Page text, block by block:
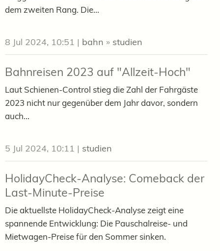
dem zweiten Rang. Die...
8 Jul 2024, 10:51 | bahn » studien
Bahnreisen 2023 auf "Allzeit-Hoch"
Laut Schienen-Control stieg die Zahl der Fahrgäste
2023 nicht nur gegenüber dem Jahr davor, sondern
auch...
5 Jul 2024, 10:11 | studien
HolidayCheck-Analyse: Comeback der
Last-Minute-Preise
Die aktuellste HolidayCheck-Analyse zeigt eine
spannende Entwicklung: Die Pauschalreise- und
Mietwagen-Preise für den Sommer sinken.